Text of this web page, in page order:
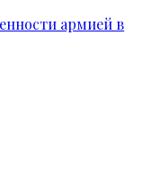
армией в